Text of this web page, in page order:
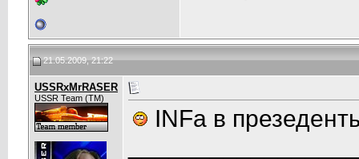
21.05.2009, 21:22
USSRxMrRASER
USSR Team (TM)
INFa в